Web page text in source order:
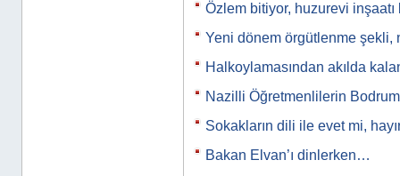
Özlem bitiyor, huzurevi
Yeni dönem örgütlenme şekli,
Halkoylamasından akılda
Nazilli Öğretmenlilerin
Sokakların dili ile evet mi,
Bakan Elvan’ı dinlerken…